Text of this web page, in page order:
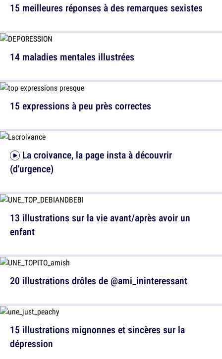
14 maladies mentales illustrées
(d'urgence)
20 illustrations drôles de @ami_ininteressant
15 meilleures réponses à des remarques sexistes
15 expressions à peu près correctes
13 illustrations sur la vie avant/après avoir un
enfant
15 illustrations mignonnes et sincères sur la
dépression